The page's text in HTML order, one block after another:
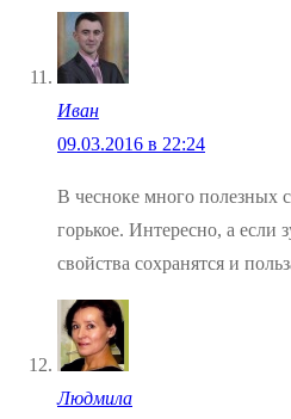
Иван
09.03.2016 в 22:24
В чесноке много полезных
горькое. Интересно, а если
свойства сохранятся и
Людмила